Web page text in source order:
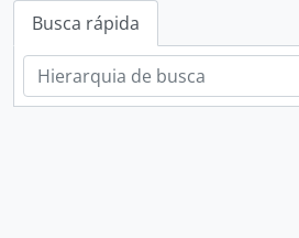
Busca rápida